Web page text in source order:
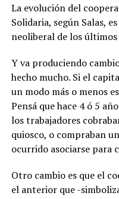
La evolución del
Solidaria, según Salas,
neoliberal de los últimos
Y va produciendo
hecho mucho. Si el
un modo más o menos
Pensá que hace 4 ó 5
los trabajadores
quiosco, o compraban
ocurrido asociarse para
Otro cambio es que el
el anterior que -